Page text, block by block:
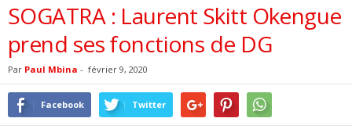
SOGATRA : Laurent Skitt Okengue
prend ses fonctions de DG
Par Paul Mbina - février 9, 2020
Facebook Twitter